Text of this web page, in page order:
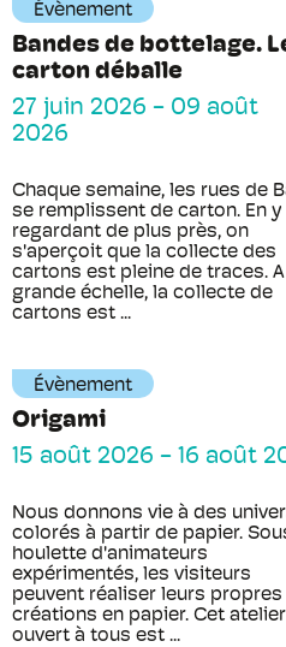
Évènement
Bandes de bottelage.
carton déballe
27 juin 2026 - 09 août
2026
Chaque semaine, les rues de
se remplissent de carton. En y
regardant de plus près, on
s'aperçoit que la collecte des
cartons est pleine de traces. A
grande échelle, la collecte de
cartons est ...
Évènement
Origami
15 août 2026 - 16 août
Nous donnons vie à des
colorés à partir de papier.
houlette d'animateurs
expérimentés, les visiteurs
peuvent réaliser leurs propres
créations en papier. Cet atelier
ouvert à tous est ...